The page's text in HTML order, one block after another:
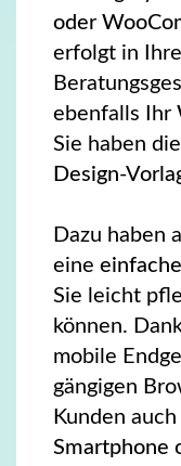
oder
erfolgt in
ebenfalls Ihr
Sie haben
Design-
Dazu haben
eine
Sie leicht
können.
mobile
gängigen
Kunden
Smartphone